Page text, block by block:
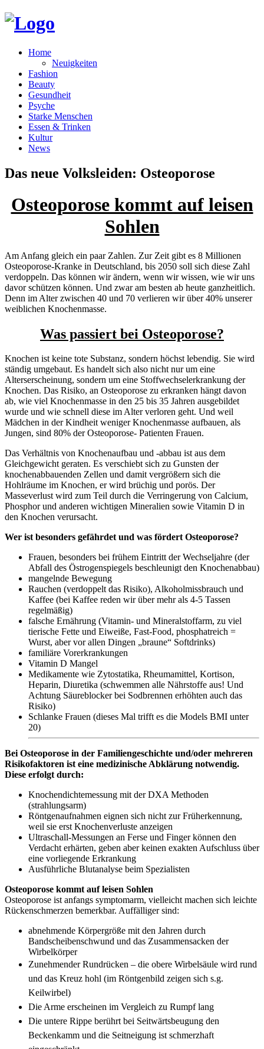
Home
Neuigkeiten
Fashion
Beauty
Gesundheit
Psyche
Starke Menschen
Essen & Trinken
Kultur
News
Das neue Volksleiden: Osteoporose
Osteoporose kommt auf leisen
Sohlen
Am Anfang gleich ein paar Zahlen. Zur Zeit gibt es 8 Millionen
Osteoporose-Kranke in Deutschland, bis 2050 soll sich diese Zahl
verdoppeln. Das können wir ändern, wenn wir wissen, wie wir uns
davor schützen können. Und zwar am besten ab heute ganzheitlich.
Denn im Alter zwischen 40 und 70 verlieren wir über 40% unserer
weiblichen Knochenmasse.
Was passiert bei Osteoporose?
Knochen ist keine tote Substanz, sondern höchst lebendig. Sie wird
ständig umgebaut. Es handelt sich also nicht nur um eine
Alterserscheinung, sondern um eine Stoffwechselerkrankung der
Knochen. Das Risiko, an Osteoporose zu erkranken hängt davon
ab, wie viel Knochenmasse in den 25 bis 35 Jahren ausgebildet
wurde und wie schnell diese im Alter verloren geht. Und weil
Mädchen in der Kindheit weniger Knochenmasse aufbauen, als
Jungen, sind 80% der Osteoporose- Patienten Frauen.
Das Verhältnis von Knochenaufbau und -abbau ist aus dem
Gleichgewicht geraten. Es verschiebt sich zu Gunsten der
knochenabbauenden Zellen und damit vergrößern sich die
Hohlräume im Knochen, er wird brüchig und porös. Der
Masseverlust wird zum Teil durch die Verringerung von Calcium,
Phosphor und anderen wichtigen Mineralien sowie Vitamin D in
den Knochen verursacht.
Wer ist besonders gefährdet und was fördert Osteoporose?
Frauen, besonders bei frühem Eintritt der Wechseljahre (der
Abfall des Östrogenspiegels beschleunigt den Knochenabbau)
mangelnde Bewegung
Rauchen (verdoppelt das Risiko), Alkoholmissbrauch und
Kaffee (bei Kaffee reden wir über mehr als 4-5 Tassen
regelmäßig)
falsche Ernährung (Vitamin- und Mineralstoffarm, zu viel
tierische Fette und Eiweiße, Fast-Food, phosphatreich =
Wurst, aber vor allen Dingen „braune“ Softdrinks)
familiäre Vorerkrankungen
Vitamin D Mangel
Medikamente wie Zytostatika, Rheumamittel, Kortison,
Heparin, Diuretika (schwemmen alle Nährstoffe aus! Und
Achtung Säureblocker bei Sodbrennen erhöhten auch das
Risiko)
Schlanke Frauen (dieses Mal trifft es die Models BMI unter
20)
Bei Osteoporose in der Familiengeschichte und/oder mehreren
Risikofaktoren ist eine medizinische Abklärung notwendig.
Diese erfolgt durch:
Knochendichtemessung mit der DXA Methoden
(strahlungsarm)
Röntgenaufnahmen eignen sich nicht zur Früherkennung,
weil sie erst Knochenverluste anzeigen
Ultraschall-Messungen an Ferse und Finger können den
Verdacht erhärten, geben aber keinen exakten Aufschluss über
eine vorliegende Erkrankung
Ausführliche Blutanalyse beim Spezialisten
Osteoporose kommt auf leisen Sohlen
Osteoporose ist anfangs symptomarm, vielleicht machen sich leichte
Rückenschmerzen bemerkbar. Auffälliger sind:
abnehmende Körpergröße mit den Jahren durch
Bandscheibenschwund und das Zusammensacken der
Wirbelkörper
Zunehmender Rundrücken – die obere Wirbelsäule wird rund
und das Kreuz hohl (im Röntgenbild zeigen sich s.g.
Keilwirbel)
Die Arme erscheinen im Vergleich zu Rumpf lang
Die untere Rippe berührt bei Seitwärtsbeugung den
Beckenkamm und die Seitneigung ist schmerzhaft